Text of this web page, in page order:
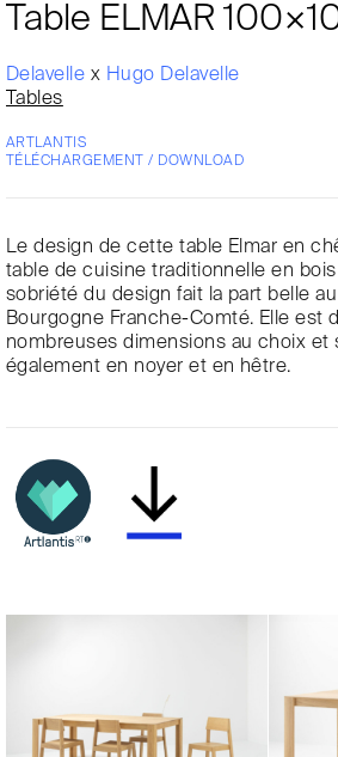
Table ELMAR
Delavelle x Hugo Delavelle
Tables
ARTLANTIS
TÉLÉCHARGEMENT / DOWNLOAD
Le design de cette table Elmar en
table de cuisine traditionnelle en
sobriété du design fait la part belle
Bourgogne Franche-Comté. Elle est
nombreuses dimensions au choix et
également en noyer et en hêtre.